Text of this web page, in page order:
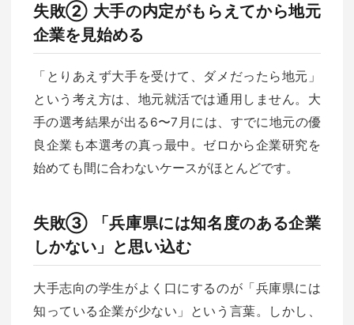
失敗② 大手の内定がもらえてから地元
企業を見始める
「とりあえず大手を受けて、ダメだったら地元」
という考え方は、地元就活では通用しません。大
手の選考結果が出る6〜7月には、すでに地元の優
良企業も本選考の真っ最中。ゼロから企業研究を
始めても間に合わないケースがほとんどです。
失敗③ 「兵庫県には知名度のある企業
しかない」と思い込む
大手志向の学生がよく口にするのが「兵庫県には
知っている企業が少ない」という言葉。しかし、